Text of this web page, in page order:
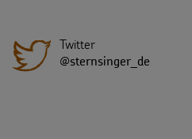
Twitter
@sternsinger_de